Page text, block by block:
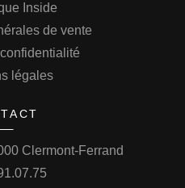
Inside
de vente
légales
Clermont-Ferrand